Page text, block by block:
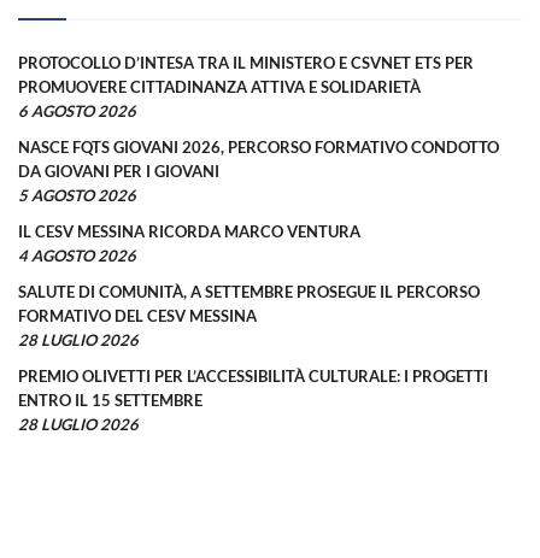
PROTOCOLLO D’INTESA TRA IL MINISTERO E CSVNET ETS PER
PROMUOVERE CITTADINANZA ATTIVA E SOLIDARIETÀ
6 AGOSTO 2026
NASCE FQTS GIOVANI 2026, PERCORSO FORMATIVO CONDOTTO
DA GIOVANI PER I GIOVANI
5 AGOSTO 2026
IL CESV MESSINA RICORDA MARCO VENTURA
4 AGOSTO 2026
SALUTE DI COMUNITÀ, A SETTEMBRE PROSEGUE IL PERCORSO
FORMATIVO DEL CESV MESSINA
28 LUGLIO 2026
PREMIO OLIVETTI PER L’ACCESSIBILITÀ CULTURALE: I PROGETTI
ENTRO IL 15 SETTEMBRE
28 LUGLIO 2026